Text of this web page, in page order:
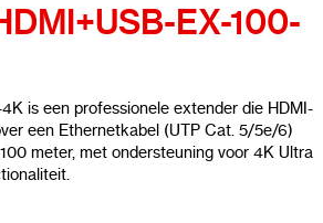
EX-100-
4K is een professionele extender die HDMI-
een Ethernetkabel (UTP Cat. 5/5e/6)
meter, met ondersteuning voor 4K Ultra